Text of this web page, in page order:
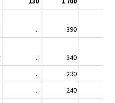
.. 390
.. 340
.. 230
.. 240